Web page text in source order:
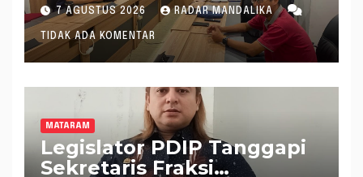
Formasi JF Perancang
Peraturan Perundang-
undangan
7 AGUSTUS 2026 RADAR MANDALIKA
TIDAK ADA KOMENTAR
MATARAM
Legislator PDIP Tanggapi
Sekretaris Fraksi